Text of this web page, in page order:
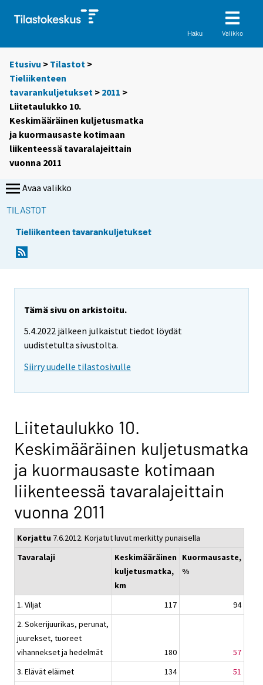
Haku Valikko
Etusivu > Tilastot >
Tieliikenteen
tavarankuljetukset > 2011 >
Liitetaulukko 10.
Keskimääräinen kuljetusmatka
ja kuormausaste kotimaan
liikenteessä tavaralajeittain
vuonna 2011
Avaa valikko
TILASTOT
Tieliikenteen tavarankuljetukset
Tämä sivu on arkistoitu.
5.4.2022 jälkeen julkaistut tiedot löydät
uudistetulta sivustolta.
Siirry uudelle tilastosivulle
Liitetaulukko 10.
Keskimääräinen kuljetusmatka
ja kuormausaste kotimaan
liikenteessä tavaralajeittain
vuonna 2011
Korjattu 7.6.2012. Korjatut luvut merkitty punaisella
Tavaralaji
Keskimääräinen
kuljetusmatka,
km
Kuormausaste,
%
1. Viljat 117
94
2. Sokerijuurikas, perunat,
juurekset, tuoreet
vihannekset ja hedelmät
180
57
3. Elävät eläimet
134
51